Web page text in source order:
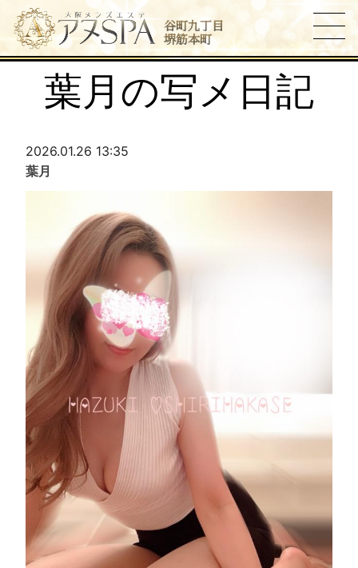
谷町九丁目
堺筋本町
葉月の写メ日記
2026.01.26 13:35
葉月